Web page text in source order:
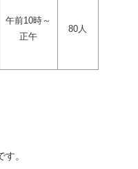
午前10時～
正午
80人
。